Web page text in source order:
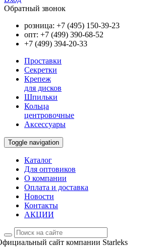
Обратный звонок
розница: +7 (495) 150-39-23
опт: +7 (499) 390-68-52
+7 (499) 394-20-33
Проставки
Секретки
Крепеж
для дисков
Шпильки
Кольца
центровочные
Аксессуары
Toggle navigation
Каталог
Для оптовиков
О компании
Оплата и доставка
Новости
Контакты
АКЦИИ
сайт компании Starleks